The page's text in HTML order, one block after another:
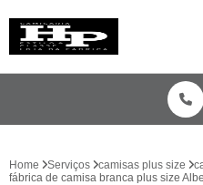
Home Serviços camisas plus size
fábrica de camisa branca plus size